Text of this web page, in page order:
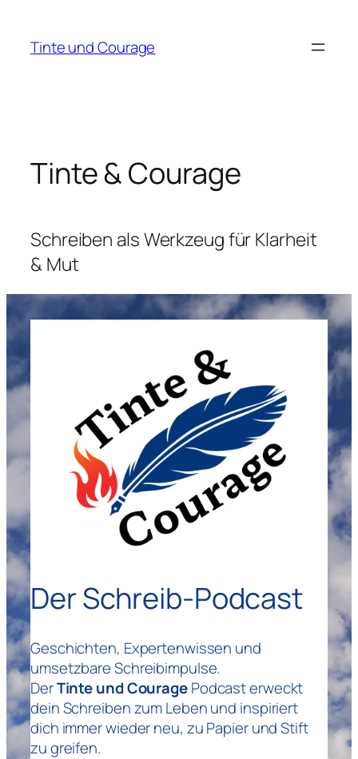
springen
Tinte und Courage
Tinte & Courage
Schreiben als Werkzeug für Klarheit
& Mut
Der Schreib-Podcast
Geschichten, Expertenwissen und
umsetzbare Schreibimpulse.
DerTinte und CouragePodcast erweckt
dein Schreiben zum Leben und inspiriert
dich immer wieder neu, zu Papier und Stift
zu greifen.